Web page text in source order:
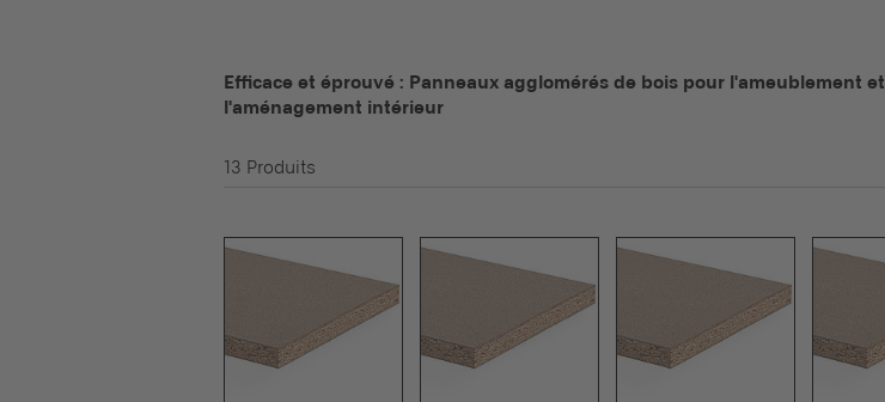
Efficace et éprouvé : Panneaux agglomérés de bois pour l'ameublement et
l'aménagement intérieur
13 Produits